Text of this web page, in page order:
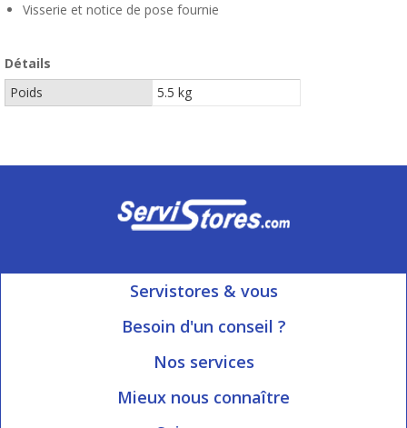
Visserie et notice de pose fournie
Détails
Poids
5.5 kg
Servistores & vous
Mon compte
Besoin d'un conseil ?
Ouvert du Lundi au Vendredi
Nos services
Informations livraison
Mieux nous connaître